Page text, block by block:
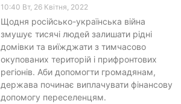
10:40 Вт, 26 Квітня, 2022
Щодня російсько-українська війна
змушує тисячі людей залишати рідні
домівки та виїжджати з тимчасово
окупованих територій і прифронтових
регіонів. Аби допомогти громадянам,
держава починає виплачувати фінансову
допомогу переселенцям.